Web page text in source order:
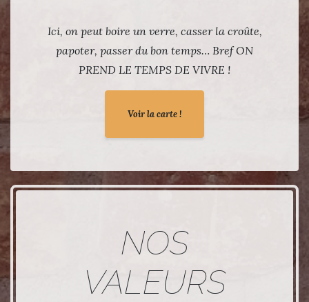
Ici, on peut boire un verre, casser la croûte,
papoter, passer du bon temps… Bref ON
PREND LE TEMPS DE VIVRE !
Voir la carte !
NOS
VALEURS